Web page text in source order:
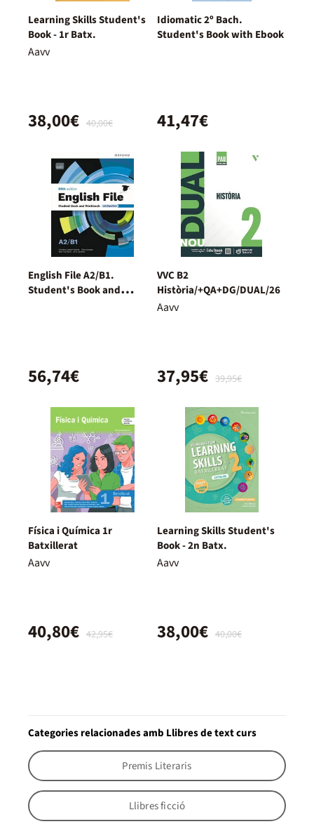
Learning Skills Student's
Book - 1r Batx.
Aavv
40,00€
38,00€
Idiomatic 2º Bach.
Student's Book with Ebook
41,47€
English File A2/B1.
Student's Book and
56,74€
VVC B2
Història/+QA+DG/DUAL/26
Aavv
39,95€
37,95€
Física i Química 1r
Batxillerat
Aavv
42,95€
40,80€
Learning Skills Student's
Book - 2n Batx.
Aavv
40,00€
38,00€
Categories relacionades amb Llibres de text curs
Premis Literaris
Llibres ficció